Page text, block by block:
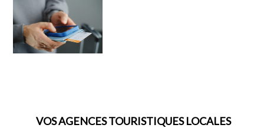
VOS AGENCES TOURISTIQUES LOCALES